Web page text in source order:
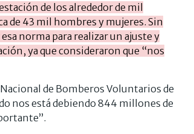
de los alrededor de mil
de 43 mil hombres y mujeres. Sin
norma para realizar un ajuste y
ya que consideraron que “nos
de Bomberos Voluntarios de
nos está debiendo 844 millones de